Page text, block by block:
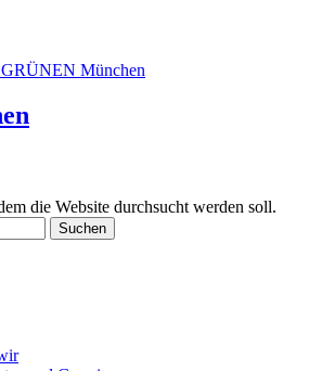
die Website durchsucht werden soll.
Suchen